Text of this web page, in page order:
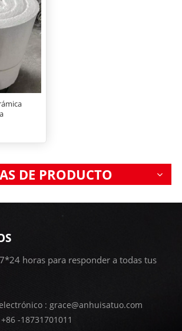
DE PRODUCTO
horas para responder a todas tus
: grace@anhuisatuo.com
-18731701011